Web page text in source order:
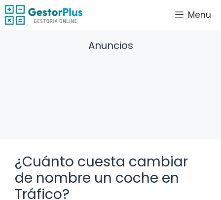
Saltar
al
Menu
Anuncios
¿Cuánto cuesta cambiar
de nombre un coche en
Tráfico?